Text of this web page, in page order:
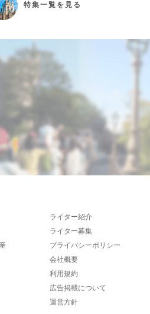
特集一覧を見る
ライター紹介
ライター募集
プライバシーポリシー
会社概要
利用規約
広告掲載について
運営方針